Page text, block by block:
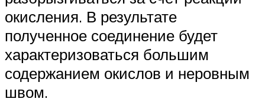
окисления. В результате
полученное соединение будет
характеризоваться большим
содержанием окислов и неровным
швом.